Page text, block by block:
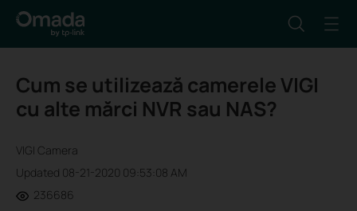
Cum se utilizează camerele VIGI
cu alte mărci NVR sau NAS?
VIGI Camera
Updated 08-21-2020 09:53:08 AM
236686